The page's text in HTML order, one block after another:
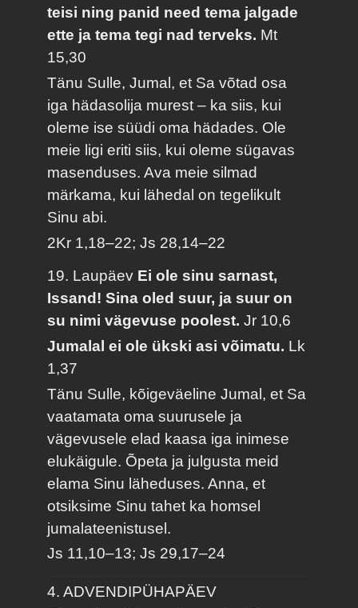
teisi ning panid need tema jalgade
ette ja tema tegi nad terveks. Mt
15,30
Tänu Sulle, Jumal, et Sa võtad osa
iga hädasolija murest – ka siis, kui
oleme ise süüdi oma hädades. Ole
meie ligi eriti siis, kui oleme sügavas
masenduses. Ava meie silmad
märkama, kui lähedal on tegelikult
Sinu abi.
2Kr 1,18–22; Js 28,14–22
19. Laupäev Ei ole sinu sarnast,
Issand! Sina oled suur, ja suur on
su nimi vägevuse poolest.Jr 10,6
Jumalal ei ole ükski asi võimatu. Lk
1,37
Tänu Sulle, kõigeväeline Jumal, et Sa
vaatamata oma suurusele ja
vägevusele elad kaasa iga inimese
elukäigule. Õpeta ja julgusta meid
elama Sinu läheduses. Anna, et
otsiksime Sinu tahet ka homsel
jumalateenistusel.
Js 11,10–13; Js 29,17–24
4. ADVENDIPÜHAPÄEV